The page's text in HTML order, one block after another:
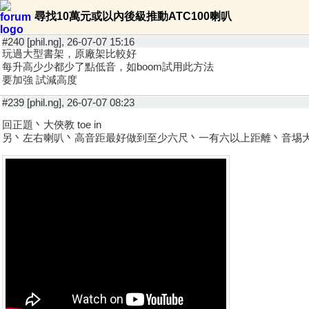
尋找10萬元或以內後級推動ATC100喇叭
#240 [phil.ng], 26-07-07 15:16
玩過大型書架，原廠架比較好
每升高少少都少了點低音，如boom試用此方法
要加強 試減高度
#239 [phil.ng], 26-07-07 08:23
回正題丶大俠教 toe in
另丶左右喇叭丶高音距最好做到至少六尺丶一有六以上距離丶音埸